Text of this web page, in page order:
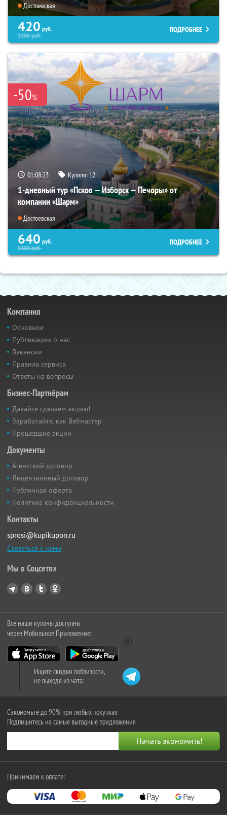
Достоевская
420 руб.
3300руб.
ПОДРОБНЕЕ
-50%
01:08:22 Купили:12
1-дневный тур «Псков — Изборск — Печоры» от
компании «Шарм»
Достоевская
640 руб.
5100руб.
ПОДРОБНЕЕ
Компания
Основное
Публикации о нас
Вакансии
Правила сервиса
Ответы на вопросы
Бизнес-Партнёрам
Давайте сделаем акцию!
Заработайте, как Вебмастер
Прошедшие акции
Документы
Агентский договор
Лицензионный договор
Публичная оферта
Политика конфиденциальности
Контакты
sprosi@kupikupon.ru
Связаться с нами
Мы в Соцсетях
Все наши купоны доступны
через Мобильное Приложение:
Ищите скидки поблизости,
не выходя из чата:
Сэкономьте до 90% при любых покупках
Подпишитесь на самые выгодные предложения
Принимаем к оплате: